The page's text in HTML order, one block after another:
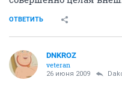
ОТВЕТИТЬ
DNKROZ
veteran
26 июня 2009